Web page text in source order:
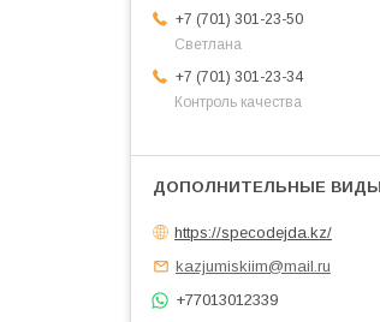
+7 (701) 301-23-50
Светлана
+7 (701) 301-23-34
Контроль качества
https://specodejda.kz/
kazjumiskiim@mail.ru
+77013012339